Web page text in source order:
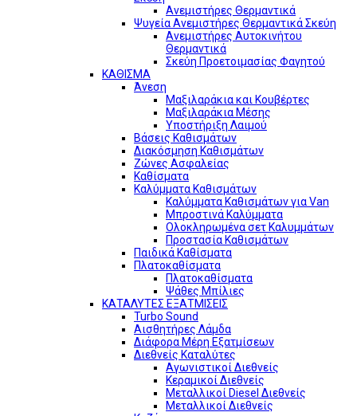
Ανεμιστήρες Θερμαντικά
Ψυγεία Ανεμιστήρες Θερμαντικά Σκεύη
Ανεμιστήρες Αυτοκινήτου
Θερμαντικά
Σκεύη Προετοιμασίας Φαγητού
ΚΑΘΙΣΜΑ
Άνεση
Μαξιλαράκια και Κουβέρτες
Μαξιλαράκια Μέσης
Υποστήριξη Λαιμού
Βάσεις Καθισμάτων
Διακόσμηση Καθισμάτων
Ζώνες Ασφαλείας
Καθίσματα
Καλύμματα Καθισμάτων
Καλύμματα Καθισμάτων για Van
Μπροστινά Καλύμματα
Ολοκληρωμένα σετ Καλυμμάτων
Προστασία Καθισμάτων
Παιδικά Καθίσματα
Πλατοκαθίσματα
Πλατοκαθίσματα
Ψάθες Μπίλιες
ΚΑΤΑΛΥΤΕΣ ΕΞΑΤΜΙΣΕΙΣ
Turbo Sound
Αισθητήρες Λάμδα
Διάφορα Μέρη Εξατμίσεων
Διεθνείς Καταλύτες
Αγωνιστικοί Διεθνείς
Κεραμικοί Διεθνείς
Μεταλλικοί Diesel Διεθνείς
Μεταλλικοί Διεθνείς